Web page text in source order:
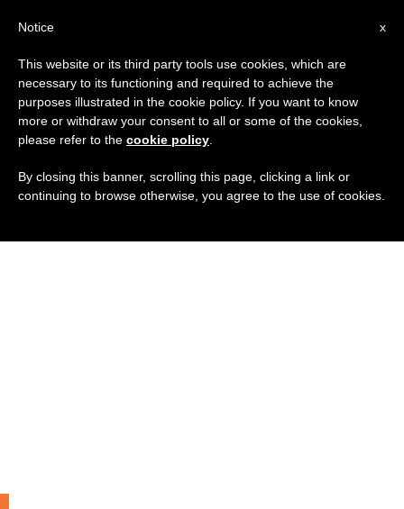
x
Notice
This website or its third party tools use cookies, which are
necessary to its functioning and required to achieve the
purposes illustrated in the cookie policy. If you want to know
more or withdraw your consent to all or some of the cookies,
please refer to the cookie policy
By closing this banner, scrolling this page, clicking a link or
continuing to browse otherwise, you agree to the use of cookies.